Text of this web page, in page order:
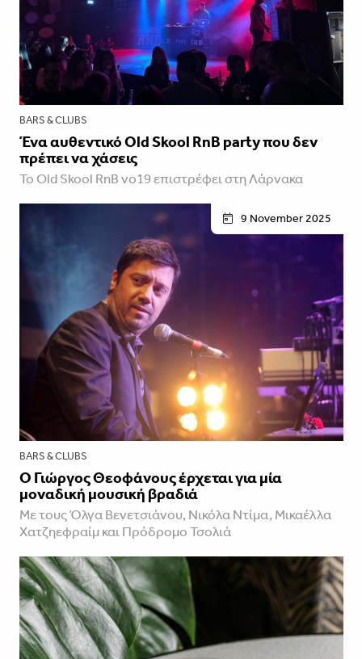
BARS & CLUBS
Ένα αυθεντικό Old Skool RnB party που δεν
πρέπει να χάσεις
To Old Skool RnB vo19 επιστρέφει στη Λάρνακα
9 November 2025
BARS & CLUBS
Ο Γιώργος Θεοφάνους έρχεται για μία
μοναδική μουσική βραδιά
Με τους Όλγα Βενετσιάνου, Νικόλα Ντίμα, Μικαέλλα
Χατζηεφραίμ και Πρόδρομο Τσολιά